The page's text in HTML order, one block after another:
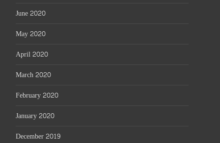
June 2020
May 2020
April 2020
March 2020
February 2020
January 2020
December 2019